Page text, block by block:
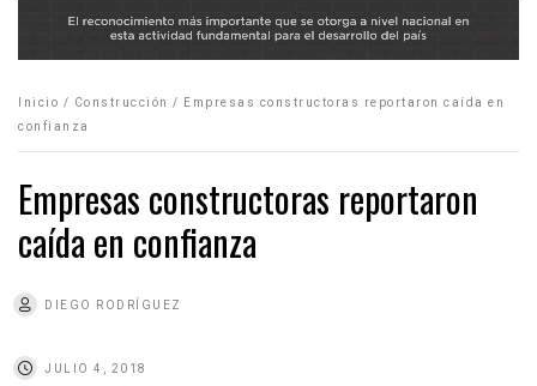
Inicio / Construcción /
Empresas constructoras reportaron caída en
confianza
Empresas constructoras reportaron
caída en confianza
DIEGO RODRÍGUEZ
JULIO 4, 2018